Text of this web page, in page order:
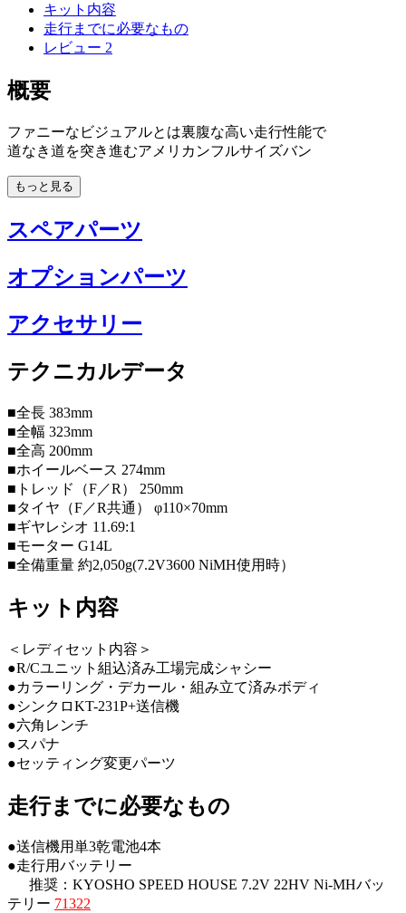
キット内容
走行までに必要なもの
レビュー 2
概要
ファニーなビジュアルとは裏腹な高い走行性能で
道なき道を突き進むアメリカンフルサイズバン
もっと見る
スペアパーツ
オプションパーツ
アクセサリー
テクニカルデータ
■全長 383mm
■全幅 323mm
■全高 200mm
■ホイールベース 274mm
■トレッド（F／R） 250mm
■タイヤ（F／R共通） φ110×70mm
■ギヤレシオ 11.69:1
■モーター G14L
■全備重量 約2,050g(7.2V3600 NiMH使用時）
キット内容
＜レディセット内容＞
●R/Cユニット組込済み工場完成シャシー
●カラーリング・デカール・組み立て済みボディ
●シンクロKT-231P+送信機
●六角レンチ
●スパナ
●セッティング変更パーツ
走行までに必要なもの
●送信機用単3乾電池4本
●走行用バッテリー
推奨：KYOSHO SPEED HOUSE 7.2V 22HV Ni-MHバッ
テリー 71322